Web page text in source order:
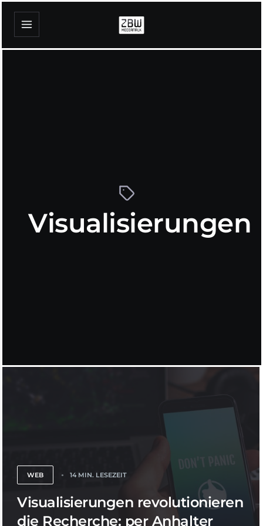
Visualisierungen
WEB 14 MIN. LESEZEIT
Visualisierungen revolutionieren
die Recherche: per Anhalter